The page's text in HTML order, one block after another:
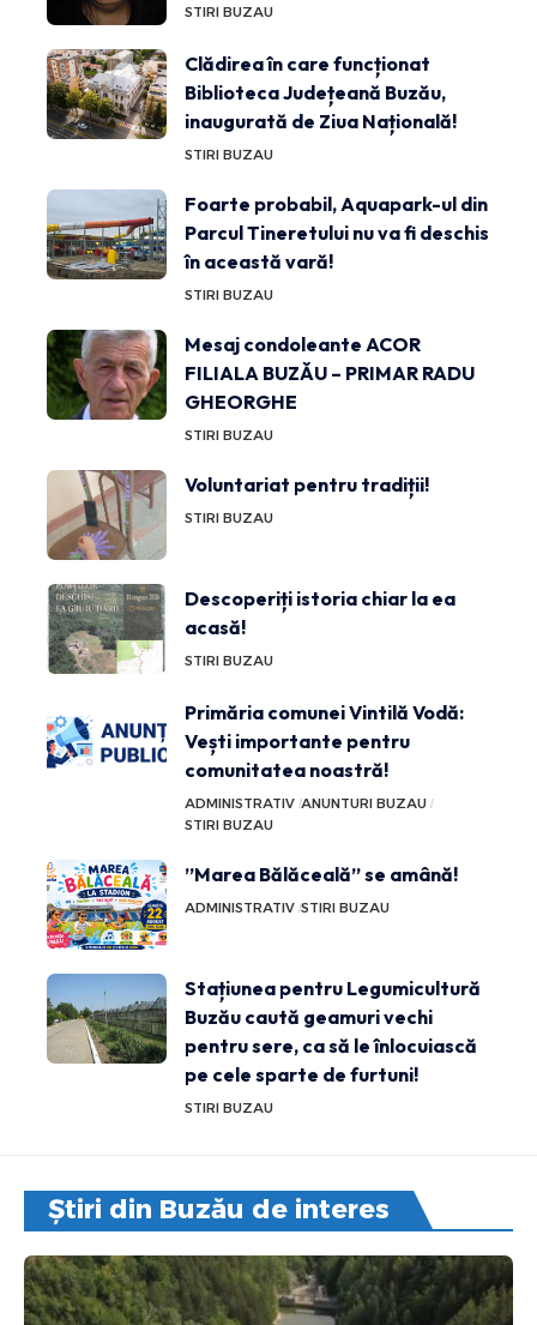
STIRI BUZAU
Clădirea în care funcționat
Biblioteca Județeană Buzău,
inaugurată de Ziua Națională!
STIRI BUZAU
Foarte probabil, Aquapark-ul din
Parcul Tineretului nu va fi deschis
în această vară!
STIRI BUZAU
Mesaj condoleante ACOR
FILIALA BUZĂU – PRIMAR RADU
GHEORGHE
STIRI BUZAU
Voluntariat pentru tradiții!
STIRI BUZAU
Descoperiți istoria chiar la ea
acasă!
STIRI BUZAU
Primăria comunei Vintilă Vodă:
Vești importante pentru
comunitatea noastră!
ADMINISTRATIV ANUNTURI BUZAU
STIRI BUZAU
”Marea Bălăceală” se amână!
ADMINISTRATIV STIRI BUZAU
Stațiunea pentru Legumicultură
Buzău caută geamuri vechi
pentru sere, ca să le înlocuiască
pe cele sparte de furtuni!
STIRI BUZAU
Știri din Buzău de interes